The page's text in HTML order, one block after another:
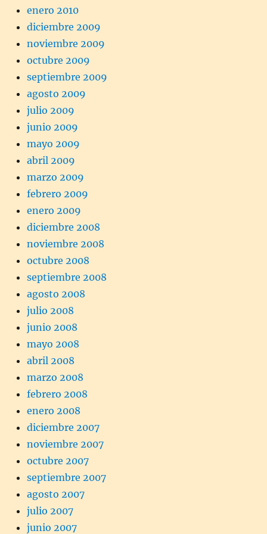
enero 2010
diciembre 2009
noviembre 2009
octubre 2009
septiembre 2009
agosto 2009
julio 2009
junio 2009
mayo 2009
abril 2009
marzo 2009
febrero 2009
enero 2009
diciembre 2008
noviembre 2008
octubre 2008
septiembre 2008
agosto 2008
julio 2008
junio 2008
mayo 2008
abril 2008
marzo 2008
febrero 2008
enero 2008
diciembre 2007
noviembre 2007
octubre 2007
septiembre 2007
agosto 2007
julio 2007
junio 2007